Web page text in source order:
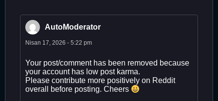
AutoModerator
Nisan 17, 2026 - 5:22 pm
Your post/comment has been removed because
your account has low post karma.
Please contribute more positively on Reddit
overall before posting. Cheers